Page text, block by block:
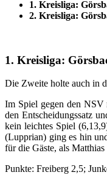
1. Kreisliga:
2. Kreisliga:
1. Kreisliga:
Die Zweite holte auch in
Im Spiel gegen den NSV
den Entscheidungssatz
kein leichtes Spiel
(Lupprian) ging es hin
für die Gäste, als
Punkte: Freiberg 2,5;